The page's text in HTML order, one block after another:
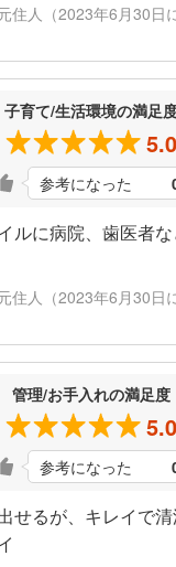
住人（2023年6月30日
子育て/生活環境の満足
5.0
参考になった
ルに病院、歯医者
住人（2023年6月30日
管理/お手入れの満足度
5.0
参考になった
せるが、キレイで